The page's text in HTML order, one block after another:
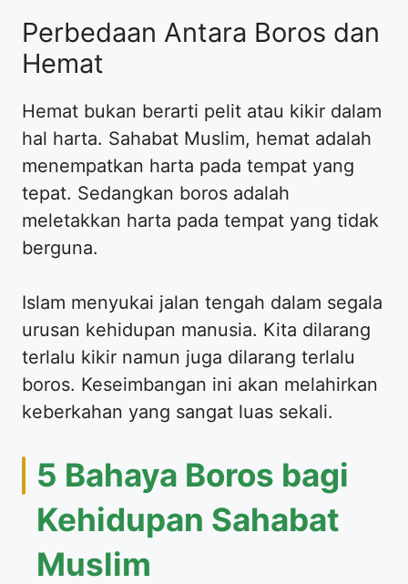
Perbedaan Antara Boros dan
Hemat
Hemat bukan berarti pelit atau kikir dalam
hal harta. Sahabat Muslim, hemat adalah
menempatkan harta pada tempat yang
tepat. Sedangkan boros adalah
meletakkan harta pada tempat yang tidak
berguna.
Islam menyukai jalan tengah dalam segala
urusan kehidupan manusia. Kita dilarang
terlalu kikir namun juga dilarang terlalu
boros. Keseimbangan ini akan melahirkan
keberkahan yang sangat luas sekali.
5 Bahaya Boros bagi
Kehidupan Sahabat
Muslim